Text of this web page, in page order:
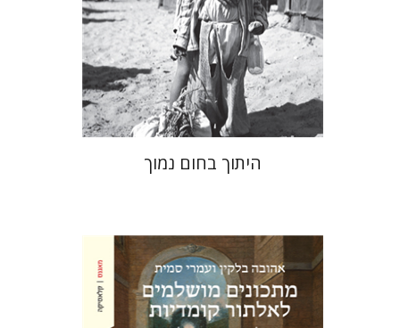
הנחת אתר ספר מודפס
$46
$41
היתוך בחום נמוך